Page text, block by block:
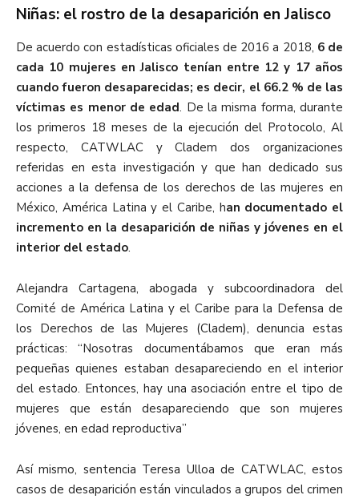
Niñas: el rostro de la desaparición en Jalisco
De acuerdo con estadísticas oficiales de 2016 a 2018, 6 de
cada 10 mujeres en Jalisco tenían entre 12 y 17 años
cuando fueron desaparecidas; es decir, el 66.2 % de las
víctimas es menor de edad. De la misma forma, durante
los primeros 18 meses de la ejecución del Protocolo, Al
respecto, CATWLAC y Cladem dos organizaciones
referidas en esta investigación y que han dedicado sus
acciones a la defensa de los derechos de las mujeres en
México, América Latina y el Caribe, han documentado el
incremento en la desaparición de niñas y jóvenes en el
interior del estado.
Alejandra Cartagena, abogada y subcoordinadora del
Comité de América Latina y el Caribe para la Defensa de
los Derechos de las Mujeres (Cladem), denuncia estas
prácticas: “Nosotras documentábamos que eran más
pequeñas quienes estaban desapareciendo en el interior
del estado. Entonces, hay una asociación entre el tipo de
mujeres que están desapareciendo que son mujeres
jóvenes, en edad reproductiva”
Así mismo, sentencia Teresa Ulloa de CATWLAC, estos
casos de desaparición están vinculados a grupos del crimen